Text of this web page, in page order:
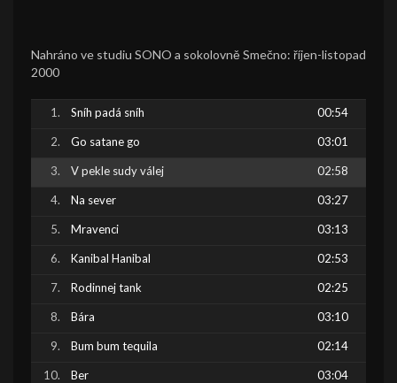
Nahráno ve studiu SONO a sokolovně Smečno: říjen-listopad
2000
Sníh padá sníh 00:54
Go satane go 03:01
V pekle sudy válej 02:58
Na sever 03:27
Mravenci 03:13
Kanibal Hanibal 02:53
Rodinnej tank 02:25
Bára 03:10
Bum bum tequila 02:14
Ber 03:04